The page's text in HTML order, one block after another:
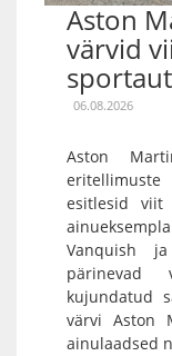
Aston
värvid
06.08.2026
Aston
esitlesid viit
Vanquish
pärinevad
kujundatud
värvi Aston
ainulaadsed